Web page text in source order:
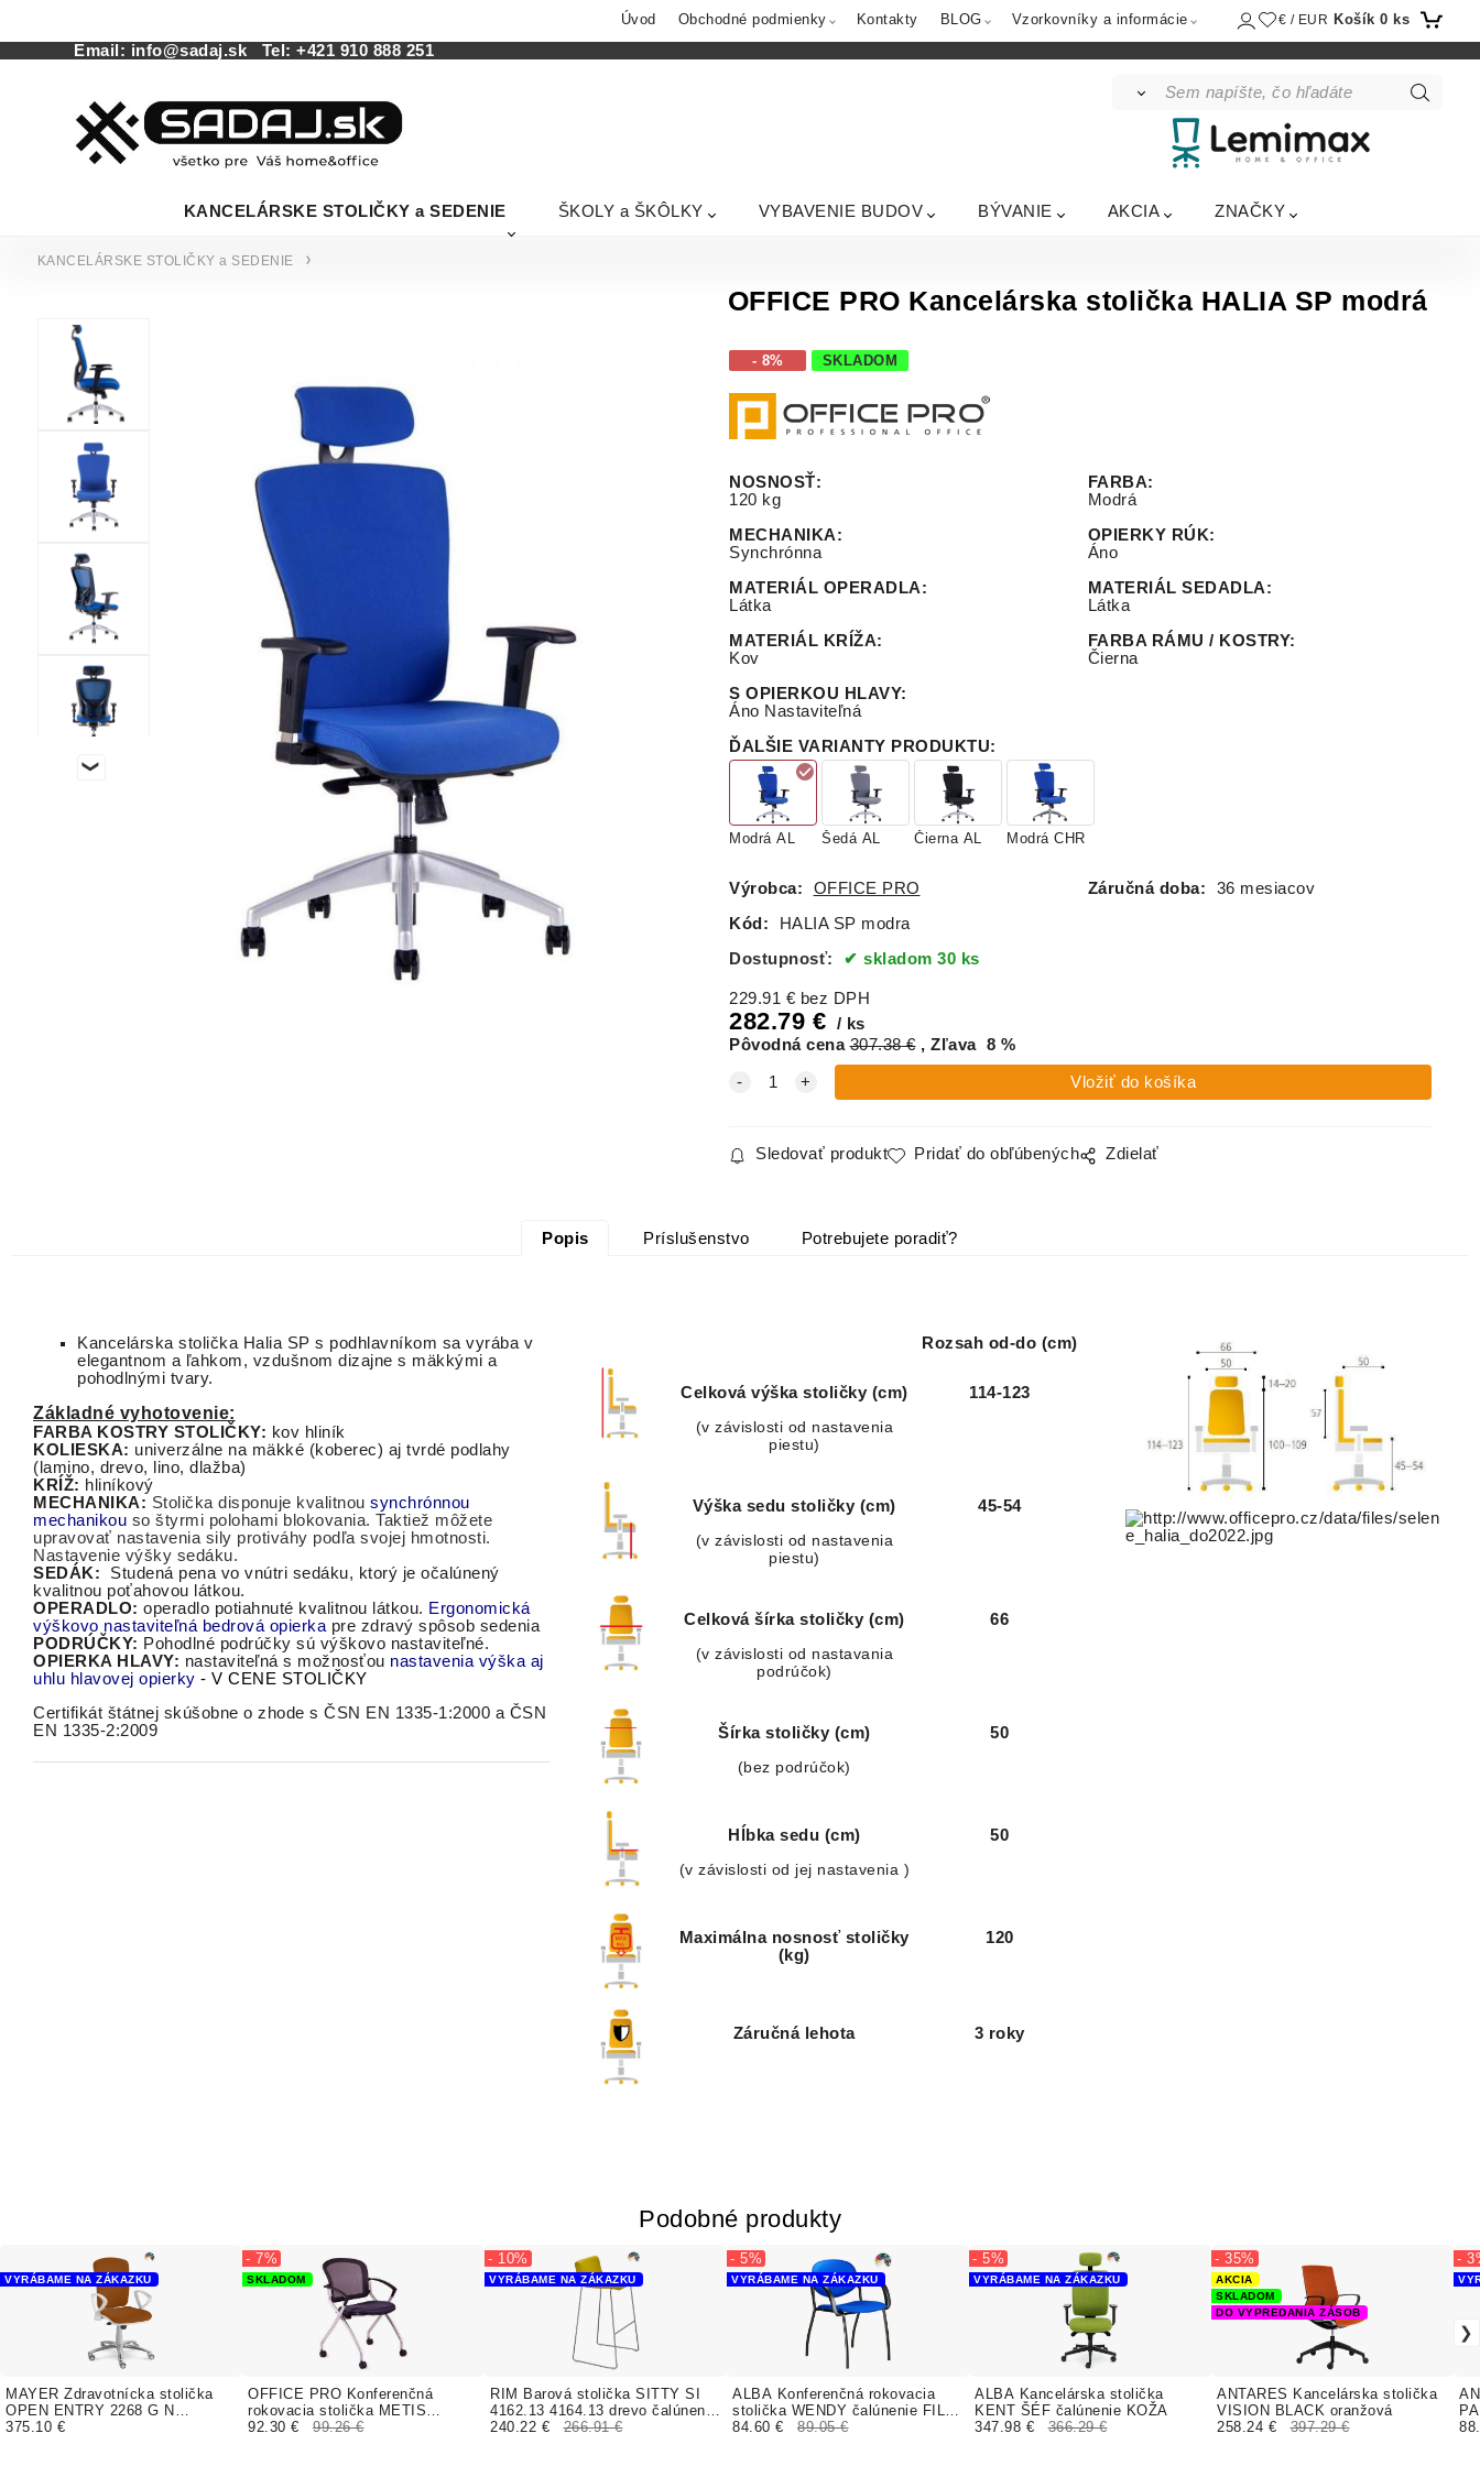
Úvod Obchodné podmienky Kontakty BLOG Vzorkovníky a informácie € / EUR Košík 0 ks
Email: info@sadaj.sk Tel:+421 910 888 251
KANCELÁRSKE STOLIČKY a SEDENIE ŠKOLY a ŠKÔLKY VYBAVENIE BUDOV BÝVANIE AKCIA ZNAČKY
KANCELÁRSKE STOLIČKY a SEDENIE
OFFICE PRO Kancelárska stolička HALIA SP modrá
- 8% SKLADOM
NOSNOSŤ:
120 kg
FARBA:
Modrá
MECHANIKA:
Synchrónna
OPIERKY RÚK:
Áno
MATERIÁL OPERADLA:
Látka
MATERIÁL SEDADLA:
Látka
MATERIÁL KRÍŽA:
Kov
FARBA RÁMU / KOSTRY:
Čierna
S OPIERKOU HLAVY:
Áno Nastaviteľná
ĎALŠIE VARIANTY PRODUKTU:
Modrá AL Šedá AL Čierna AL Modrá CHR
Výrobca: OFFICE PRO Záručná doba:
36 mesiacov
Kód:
HALIA SP modra
Dostupnosť:
skladom 30 ks
229.91 € bez DPH
282.79 €
ks
Pôvodná cena 307.38€ Zľava 8 %
Sledovať produkt Pridať do obľúbených Zdielať
Popis Príslušenstvo Potrebujete poradiť?
Kancelárska stolička Halia SP s podhlavníkom sa vyrába v
elegantnom a ľahkom, vzdušnom dizajne s mäkkými a
pohodlnými tvary.
Základné vyhotovenie:
FARBA KOSTRY STOLIČKY: kov hliník
KOLIESKA: univerzálne na mäkké (koberec) aj tvrdé podlahy
(lamino, drevo, lino, dlažba)
KRÍŽ: hliníkový
MECHANIKA: Stolička disponuje kvalitnou synchrónnou
mechanikou so štyrmi polohami blokovania. Taktiež môžete
upravovať nastavenia sily protiváhy podľa svojej hmotnosti.
Nastavenie výšky sedáku.
SEDÁK:
Studená pena vo vnútri sedáku, ktorý je očalúnený
kvalitnou poťahovou látkou.
OPERADLO: operadlo potiahnuté kvalitnou látkou. Ergonomická
výškovo nastaviteľná bedrová opierka pre zdravý spôsob sedenia
PODRÚČKY: Pohodlné podrúčky sú výškovo nastaviteľné.
OPIERKA HLAVY: nastaviteľná s možnosťou nastavenia výška aj
uhlu hlavovej opierky - V CENE STOLIČKY
Certifikát štátnej skúšobne o zhode s ČSN EN 1335-1:2000 a ČSN
EN 1335-2:2009
Rozsah od-do (cm)
Celková výška stoličky (cm)
(v závislosti od nastavenia
piestu)
114-123
Výška sedu stoličky (cm)
(v závislosti od nastavenia
piestu)
45-54
Celková šírka stoličky (cm)
(v závislosti od nastavania
podrúčok)
66
Šírka stoličky (cm)
(bez podrúčok)
50
Hĺbka sedu (cm)
(v závislosti od jej nastavenia )
50
Maximálna nosnosť stoličky
(kg)
120
Záručná lehota 3 roky
Podobné produkty
MAYER Zdravotnícka stolička
OPEN ENTRY 2268 G N
čalúnenie AQUA CLEAN
VYRÁBAME NA ZÁKAZKU
375.10 €
OFFICE PRO Konferenčná
rokovacia stolička METIS
antracit na kolieskách
SKLADOM
- 7%
92.30 € 99.26 €
RIM Barová stolička SITTY SI
4162.13 4164.13 drevo čalúnenie
FLAX, BLAZER
VYRÁBAME NA ZÁKAZKU
- 10%
240.22 € 266.91 €
ALBA Konferenčná rokovacia
stolička WENDY čalúnenie FILL,
SUEDINE
VYRÁBAME NA ZÁKAZKU
- 5%
84.60 € 89.05 €
ALBA Kancelárska stolička
KENT ŠÉF čalúnenie KOŽA
VYRÁBAME NA ZÁKAZKU
- 5%
347.98 € 366.29 €
ANTARES Kancelárska stolička
VISION BLACK oranžová
AKCIA
SKLADOM
DO VYPREDANIA ZÁSOB
- 35%
258.24 € 397.29 €
-